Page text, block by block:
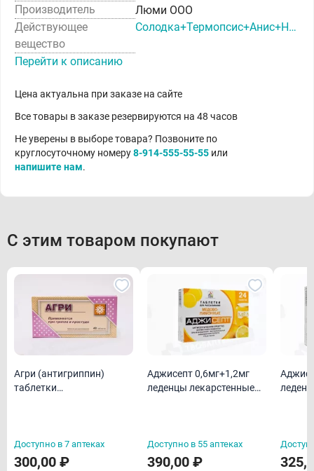
Производитель
Люми ООО
Действующее
вещество
Солодка+Термопсис+Анис+Натрия гидрокарбонат+Аммония хлорид
Перейти к описанию
Цена актуальна при заказе на сайте
Все товары в заказе резервируются на 48 часов
Не уверены в выборе товара? Позвоните по
круглосуточному номеру8-914-555-55-55 или
напишите нам.
С этим товаром покупают
Агри (антигриппин)
таблетки
Доступно в 7 аптеках
300,00 ₽
Аджисепт 0,6мг+1,2мг
леденцы лекарстенные
Доступно в 55 аптеках
390,00 ₽